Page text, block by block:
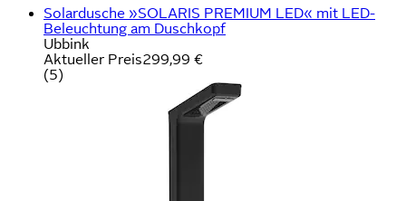
Solardusche »SOLARIS PREMIUM LED« mit LED-
Beleuchtung am Duschkopf
Ubbink
Aktueller Preis299,99 €
(5)